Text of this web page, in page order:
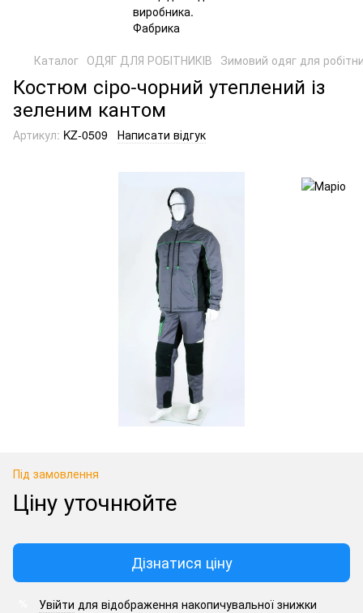
Каталог ОДЯГ ДЛЯ РОБІТНИКІВ Зимовий одяг для
Костюм сіро-чорний утеплений із
зеленим кантом
Артикул: KZ-0509 Написати відгук
Під замовлення
Ціну уточнюйте
Дізнатися ціну
Увійти для відображення накопичувальної знижки